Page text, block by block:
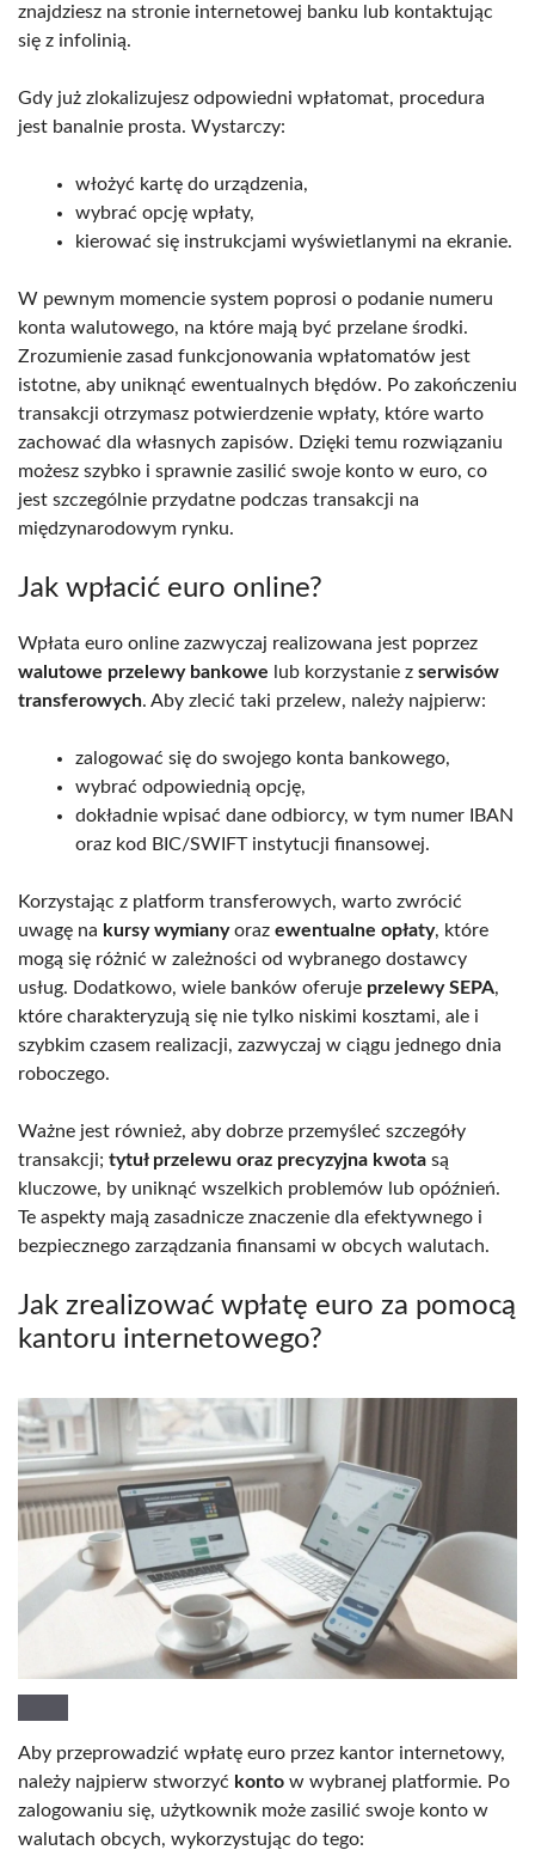
znajdziesz na stronie internetowej banku lub kontaktując
się z infolinią.
Gdy już zlokalizujesz odpowiedni wpłatomat, procedura
jest banalnie prosta. Wystarczy:
włożyć kartę do urządzenia,
wybrać opcję wpłaty,
kierować się instrukcjami wyświetlanymi na ekranie.
W pewnym momencie system poprosi o podanie numeru
konta walutowego, na które mają być przelane środki.
Zrozumienie zasad funkcjonowania wpłatomatów jest
istotne, aby uniknąć ewentualnych błędów. Po zakończeniu
transakcji otrzymasz potwierdzenie wpłaty, które warto
zachować dla własnych zapisów. Dzięki temu rozwiązaniu
możesz szybko i sprawnie zasilić swoje konto w euro, co
jest szczególnie przydatne podczas transakcji na
międzynarodowym rynku.
Jak wpłacić euro online?
Wpłata euro online zazwyczaj realizowana jest poprzez
walutowe przelewy bankowe lub korzystanie z serwisów
transferowych. Aby zlecić taki przelew, należy najpierw:
zalogować się do swojego konta bankowego,
wybrać odpowiednią opcję,
dokładnie wpisać dane odbiorcy, w tym numer IBAN
oraz kod BIC/SWIFT instytucji finansowej.
Korzystając z platform transferowych, warto zwrócić
uwagę na kursy wymianyoraz ewentualne opłaty, które
mogą się różnić w zależności od wybranego dostawcy
usług. Dodatkowo, wiele banków oferuje przelewy SEPA,
które charakteryzują się nie tylko niskimi kosztami, ale i
szybkim czasem realizacji, zazwyczaj w ciągu jednego dnia
roboczego.
Ważne jest również, aby dobrze przemyśleć szczegóły
transakcji; tytuł przelewu oraz precyzyjna kwota są
kluczowe, by uniknąć wszelkich problemów lub opóźnień.
Te aspekty mają zasadnicze znaczenie dla efektywnego i
bezpiecznego zarządzania finansami w obcych walutach.
Jak zrealizować wpłatę euro za pomocą
kantoru internetowego?
Aby przeprowadzić wpłatę euro przez kantor internetowy,
należy najpierw stworzyć konto w wybranej platformie. Po
zalogowaniu się, użytkownik może zasilić swoje konto w
walutach obcych, wykorzystując do tego: